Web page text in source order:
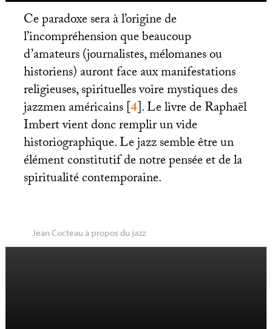
Ce paradoxe sera à l’origine de
l’incompréhension que beaucoup
d’amateurs (journalistes, mélomanes ou
historiens) auront face aux manifestations
religieuses, spirituelles voire mystiques des
jazzmen américains[4]. Le livre de Raphaël
Imbert vient donc remplir un vide
historiographique. Le jazz semble être un
élément constitutif de notre pensée et de la
spiritualité contemporaine.
Jean Cocteau à propos du jazz